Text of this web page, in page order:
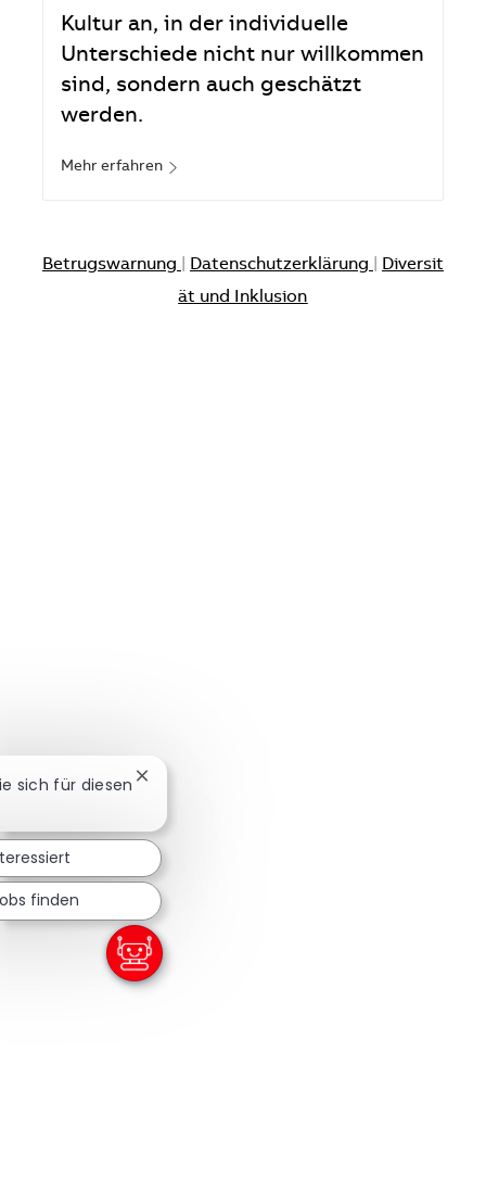
Kultur an, in der individuelle
Unterschiede nicht nur willkommen
sind, sondern auch geschätzt
werden.
Mehr erfahren
Betrugswarnung Datenschutzerklärung
Diversit
ät und Inklusion
sich für diesen Chatbot-Benachrichtigung schließen
finden